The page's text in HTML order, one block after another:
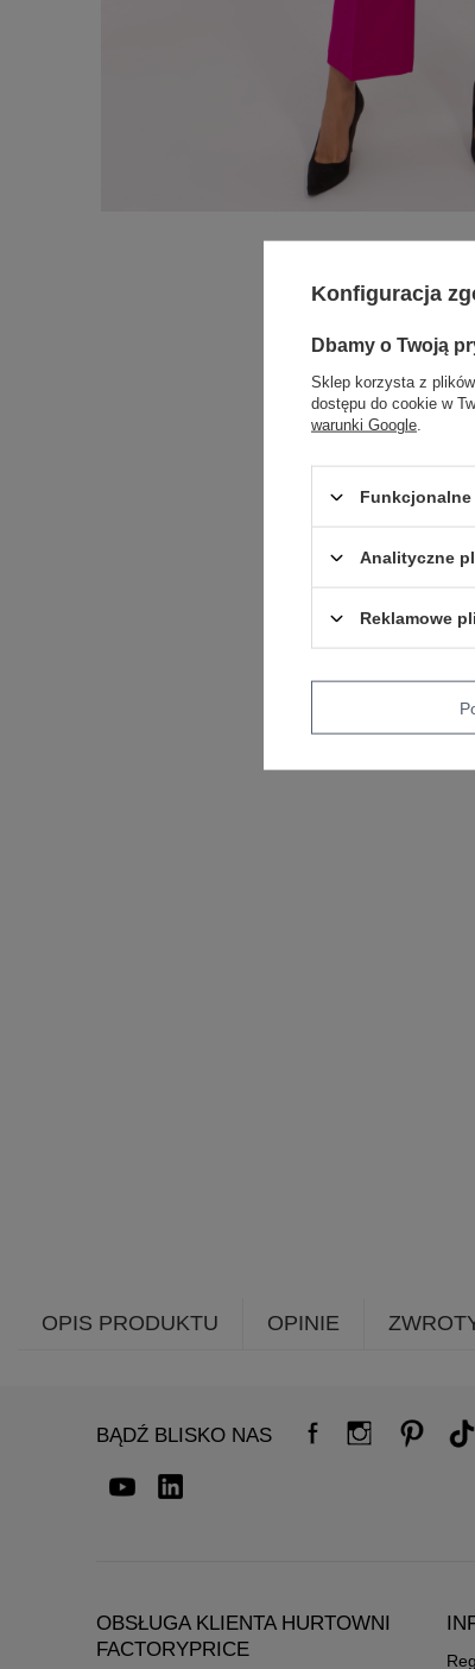
OPIS PRODUKTU OPINIE
BĄDŹ BLISKO NAS
OBSŁUGA KLIENTA HURTOWNI
FACTORYPRICE
Konfiguracja
Dbamy o Twoją
Sklep korzysta z
dostępu do cookie w
warunki Google
Analityczne
Reklamowe